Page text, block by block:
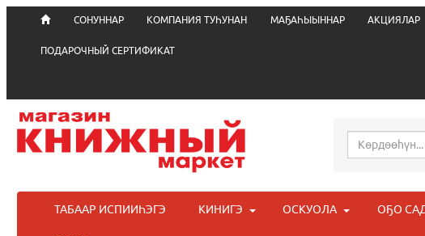
СОНУННАР КОМПАНИЯ ТУҺУНАН МАҔАҺЫЫННАР АКЦИЯЛАР
ПОДАРОЧНЫЙ СЕРТИФИКАТ
ТАБААР ИСПИИҺЭГЭ КИНИГЭ ОСКУОЛА ОҔО